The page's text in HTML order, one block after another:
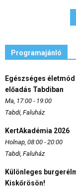
Programajánló
Egészséges
előadás Tabdiban
Ma, 17:00 - 19:00
Tabdi, Faluház
KertAkadémia 2026
Holnap, 08:00 - 20:00
Tabdi, Faluház
Különleges
Kiskőrösön!